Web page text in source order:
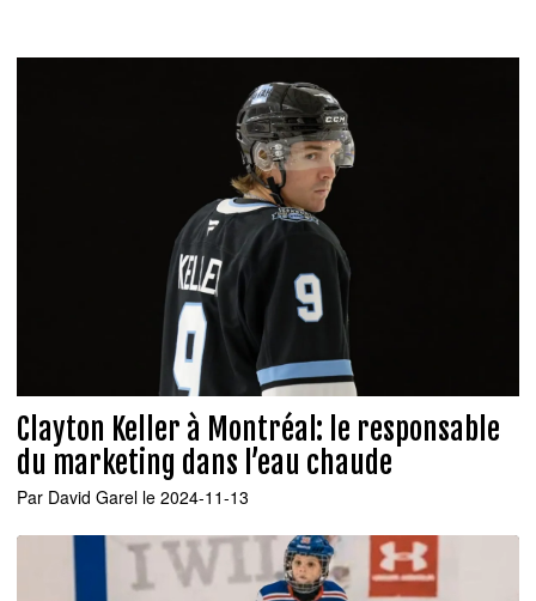
Clayton Keller à Montréal: le responsable
du marketing dans l’eau chaude
Par David Garel le 2024-11-13